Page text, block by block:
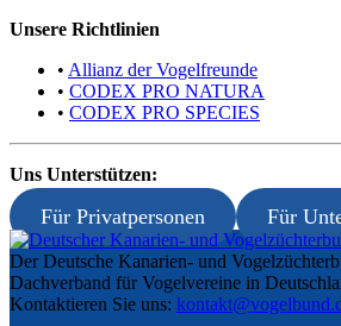
Unsere Richtlinien
• Allianz der Vogelfreunde
• CODEX PRO NATURA
• CODEX PRO SPECIES
Uns Unterstützen:
Für Privatpersonen Für
Der Deutsche Kanarien- und
Dachverband für Vogelvereine in
Kontaktieren Sie uns: